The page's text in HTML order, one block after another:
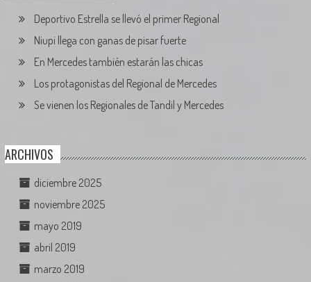
Deportivo Estrella se llevó el primer Regional
Niupi llega con ganas de pisar fuerte
En Mercedes también estarán las chicas
Los protagonistas del Regional de Mercedes
Se vienen los Regionales de Tandil y Mercedes
ARCHIVOS
diciembre 2025
noviembre 2025
mayo 2019
abril 2019
marzo 2019